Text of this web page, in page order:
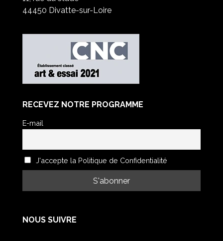
44450 Divatte-sur-Loire
RECEVEZ NOTRE PROGRAMME
E-mail
J'accepte la Politique de Confidentialité
NOUS SUIVRE